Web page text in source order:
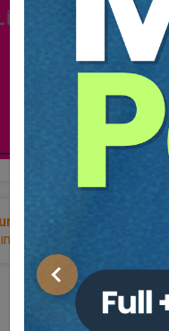
Önceki
ürün bir e-kitaptır.
sayfanız üzerinden